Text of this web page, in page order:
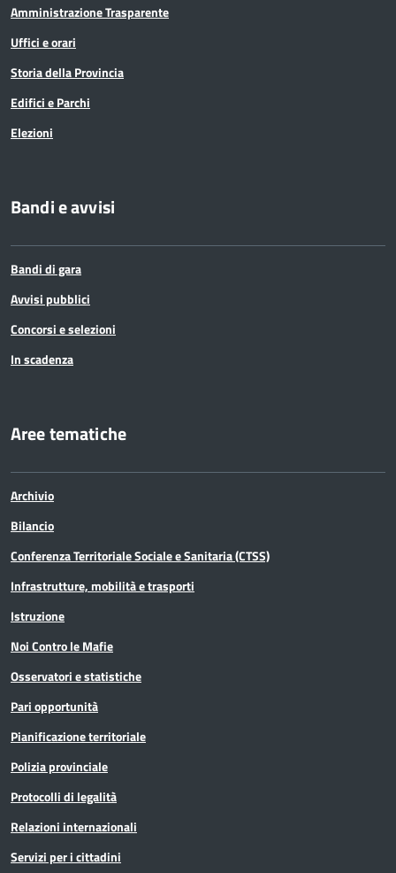
Amministrazione Trasparente
Uffici e orari
Storia della Provincia
Edifici e Parchi
Elezioni
Bandi e avvisi
Bandi di gara
Avvisi pubblici
Concorsi e selezioni
In scadenza
Aree tematiche
Archivio
Bilancio
Conferenza Territoriale Sociale e Sanitaria (CTSS)
Infrastrutture, mobilità e trasporti
Istruzione
Noi Contro le Mafie
Osservatori e statistiche
Pari opportunità
Pianificazione territoriale
Polizia provinciale
Protocolli di legalità
Relazioni internazionali
Servizi per i cittadini